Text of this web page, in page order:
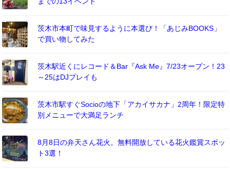
茨木市本町で味見するように本選び！「あじみBOOKS」
で買い物してみた
茨木駅近くにレコード＆Bar『Ask Me』7/23オープン！23
～25はDJプレイも
茨木市駅すぐSocioの地下「アカイサカナ」2周年！限定特
別メニューで大満足ランチ
8月8日の弁天さん花火。無料開放している花火鑑賞スポッ
ト3選！